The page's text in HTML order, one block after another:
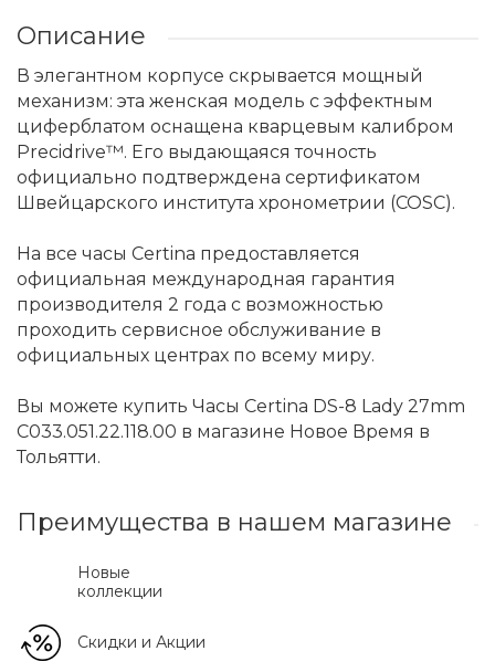
Описание
В элегантном корпусе скрывается мощный
механизм: эта женская модель с эффектным
циферблатом оснащена кварцевым калибром
Precidrive™. Его выдающаяся точность
официально подтверждена сертификатом
Швейцарского института хронометрии (COSC).
На все часы Certina предоставляется
официальная международная гарантия
производителя 2 года с возможностью
проходить сервисное обслуживание в
официальных центрах по всему миру.
Вы можете купить Часы Certina DS-8 Lady 27mm
C033.051.22.118.00 в магазине Новое Время в
Тольятти.
Преимущества в нашем магазине
Новые
коллекции
Скидки и Акции